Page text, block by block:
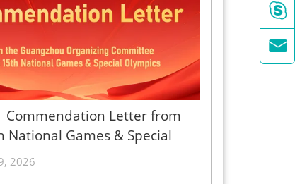
Commendation Letter from
National Games & Special
- 翻译中...
2026

